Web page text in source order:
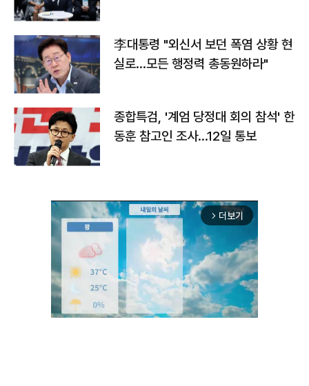
李대통령 "외신서 보던 폭염 상황 현
실로…모든 행정력 총동원하라"
종합특검, '계엄 당정대 회의 참석' 한
동훈 참고인 조사...12일 통보
arrow_forward_ios 더보기